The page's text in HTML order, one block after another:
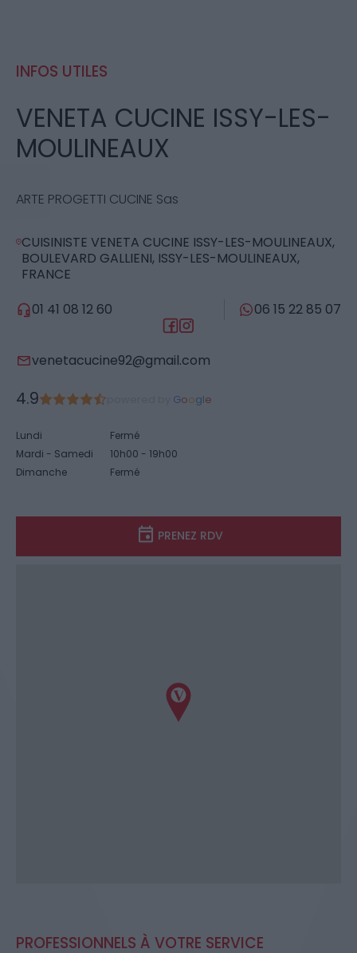
INFOS UTILES
VENETA CUCINE ISSY-LES-
MOULINEAUX
ARTE PROGETTI CUCINE Sas
CUISINISTE VENETA CUCINE ISSY-LES-MOULINEAUX,
BOULEVARD GALLIENI, ISSY-LES-MOULINEAUX,
FRANCE
01 41 08 12 60
06 15 22 85 07
venetacucine92@gmail.com
4.9 Google
Lundi
Fermé
Mardi - Samedi
10h00 - 19h00
Dimanche
Fermé
PRENEZ RDV
PROFESSIONNELS À VOTRE SERVICE